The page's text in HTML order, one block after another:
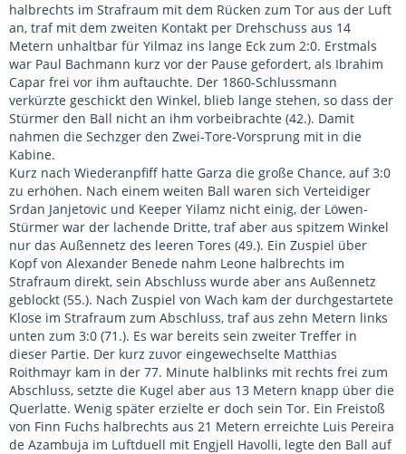
halbrechts im Strafraum mit dem Rücken zum Tor aus der Luft
an, traf mit dem zweiten Kontakt per Drehschuss aus 14
Metern unhaltbar für Yilmaz ins lange Eck zum 2:0. Erstmals
war Paul Bachmann kurz vor der Pause gefordert, als Ibrahim
Capar frei vor ihm auftauchte. Der 1860-Schlussmann
verkürzte geschickt den Winkel, blieb lange stehen, so dass der
Stürmer den Ball nicht an ihm vorbeibrachte (42.). Damit
nahmen die Sechzger den Zwei-Tore-Vorsprung mit in die
Kabine.
Kurz nach Wiederanpfiff hatte Garza die große Chance, auf 3:0
zu erhöhen. Nach einem weiten Ball waren sich Verteidiger
Srdan Janjetovic und Keeper Yilamz nicht einig, der Löwen-
Stürmer war der lachende Dritte, traf aber aus spitzem Winkel
nur das Außennetz des leeren Tores (49.). Ein Zuspiel über
Kopf von Alexander Benede nahm Leone halbrechts im
Strafraum direkt, sein Abschluss wurde aber ans Außennetz
geblockt (55.). Nach Zuspiel von Wach kam der durchgestartete
Klose im Strafraum zum Abschluss, traf aus zehn Metern links
unten zum 3:0 (71.). Es war bereits sein zweiter Treffer in
dieser Partie. Der kurz zuvor eingewechselte Matthias
Roithmayr kam in der 77. Minute halblinks mit rechts frei zum
Abschluss, setzte die Kugel aber aus 13 Metern knapp über die
Querlatte. Wenig später erzielte er doch sein Tor. Ein Freistoß
von Finn Fuchs halbrechts aus 21 Metern erreichte Luis Pereira
de Azambuja im Luftduell mit Engjell Havolli, legte den Ball auf